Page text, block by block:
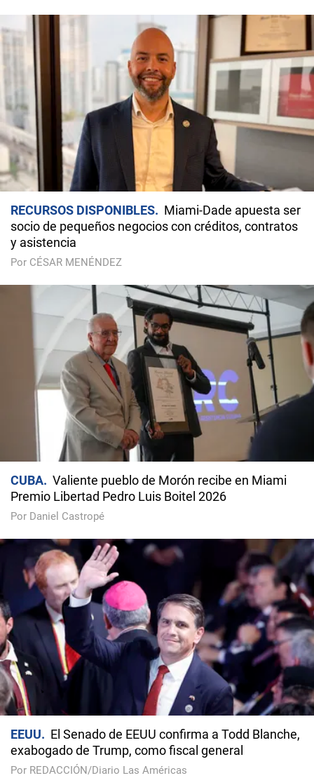
RECURSOS DISPONIBLES
Miami-Dade apuesta ser
socio de pequeños negocios con créditos, contratos
y asistencia
Por CÉSAR MENÉNDEZ
CUBA
Valiente pueblo de Morón recibe en Miami
Premio Libertad Pedro Luis Boitel 2026
Por Daniel Castropé
EEUU
El Senado de EEUU confirma a Todd Blanche,
exabogado de Trump, como fiscal general
Por REDACCIÓN/Diario Las Américas